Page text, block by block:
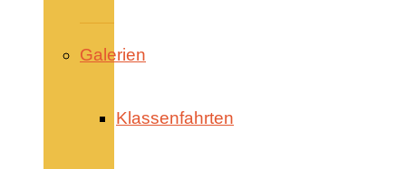
Galerien
Klassenfahrten